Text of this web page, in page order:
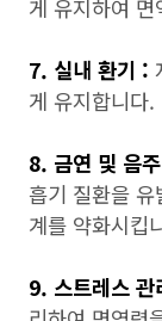
게 유지하여
7. 실내 환기 :
게 유지합니다.
8. 금연 및 음
흡기 질환을
계를 약화시킵
9. 스트레스 관